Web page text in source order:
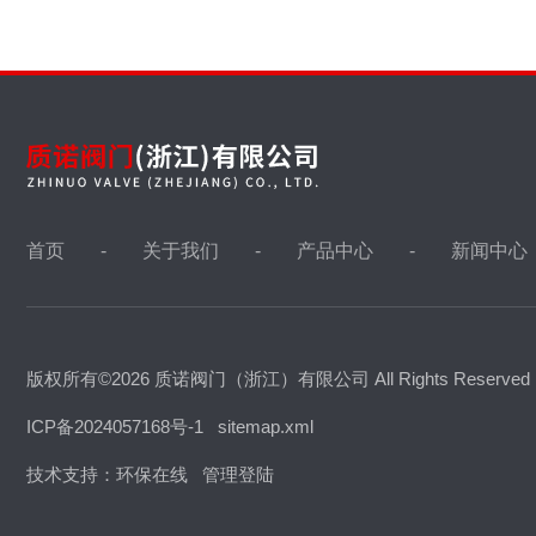
首页 关于我们 产品中心 新闻中心
版权所有©2026 质诺阀门（浙江）有限公司 All Rights Reserved
ICP备2024057168号-1 sitemap.xml
技术支持： 环保在线 管理登陆